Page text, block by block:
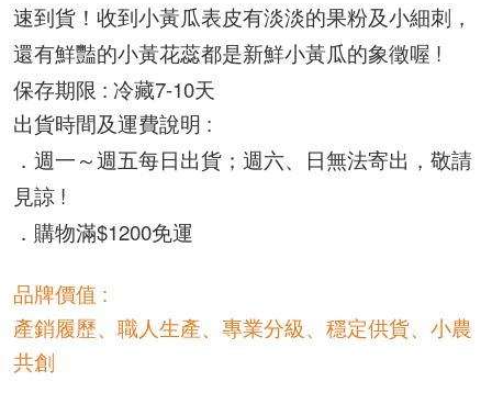
速到貨！收到小黃瓜表皮有淡淡的果粉及小細刺，
還有鮮豔的小黃花蕊都是新鮮小黃瓜的象徵喔 !
保存期限 : 冷藏7-10天
出貨時間及運費說明 :
． 週一～週五每日出貨； 週六、日無法寄出，敬請
見諒 !
．購物滿$1200免運
品牌價值 :
產銷履歷、職人生產、專業分級、穩定供貨、小農
共創